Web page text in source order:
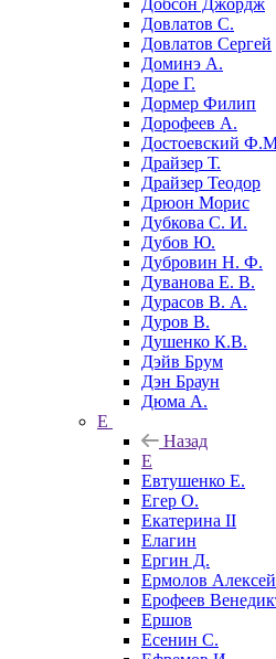
Добсон Джордж
Довлатов С.
Довлатов Сергей
Доминэ А.
Доре Г.
Дормер Филип
Дорофеев А.
Достоевский
Драйзер Т.
Драйзер Теодор
Дрюон Морис
Дубкова С. И.
Дубов Ю.
Дубровин Н. Ф.
Дуванова Е. В.
Дурасов В. А.
Дуров В.
Душенко К.В.
Дэйв Брум
Дэн Браун
Дюма А.
Е
Назад
Е
Евтушенко Е.
Егер О.
Екатерина II
Елагин
Ергин Д.
Ермолов
Ерофеев
Ершов
Есенин С.